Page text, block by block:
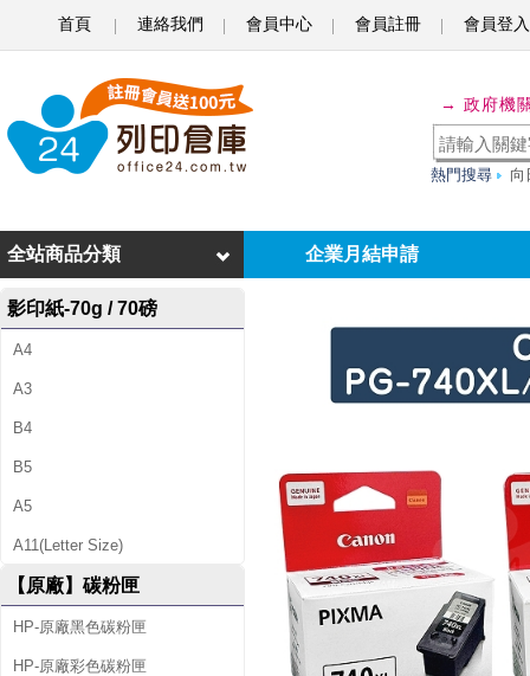
首頁 連絡我們 會員中心 會員註冊 會員登入
N
N
P
G
-
7
+
C
L
→ 政府機
熱門搜尋 向
企業月結申請
全站商品分類
影印紙-70g / 70磅
A4
A3
B4
B5
A5
A11(Letter Size)
【原廠】碳粉匣
HP-原廠黑色碳粉匣
HP-原廠彩色碳粉匣